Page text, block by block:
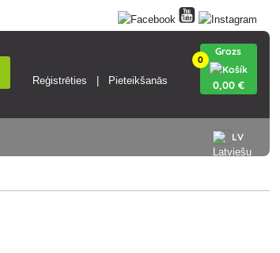
Reģistrēties Pieteikšanās
0
Grozs
0,00 €
LV